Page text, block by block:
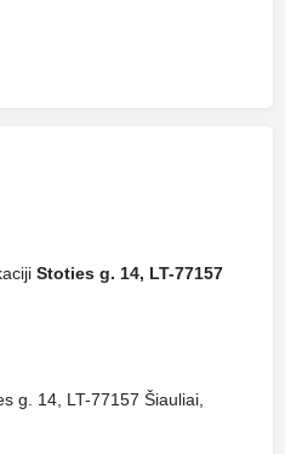
Stoties g. 14, LT-77157
g. 14, LT-77157 Šiauliai,